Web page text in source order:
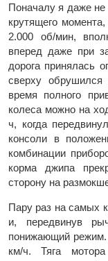
Поначалу я даже
крутящего
2.000 об/мин,
вперед даже при
дорога принялась
сверху
время полного
колеса можно на
ч, когда
консоли в
комбинации
корма джипа
сторону на
Пару раз на самых
и, передвинув
понижающий режим.
км/ч. Тяга